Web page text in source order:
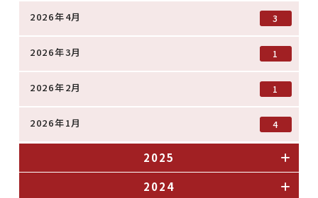
2026年4月 3
2026年3月 1
2026年2月 1
2026年1月 4
2025
2024